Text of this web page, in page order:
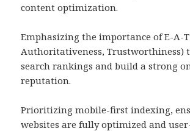
content optimization.
Emphasizing the importance of E-A-
Authoritativeness, Trustworthiness)
search rankings and build a strong
reputation.
Prioritizing mobile-first indexing,
websites are fully optimized and